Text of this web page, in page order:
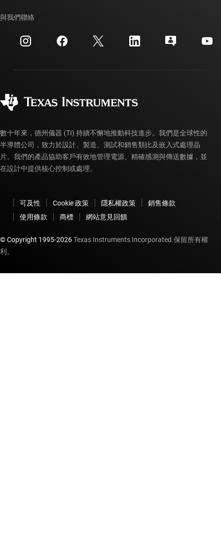
投資人關系
製造
交互參考搜索
客戶支援中心
myTI 帳戶常見問題解答
訂購 FAQ
與我們聯絡
數十年來，德州儀器 (TI) 持續不懈地推動科技進步。我們是全球性的
半導體公司，致力於設計、製造、測試和銷售類比及嵌入式處理晶
片。我們的產品協助客戶有效地管理電源、精確感測與傳送數據，並
在設計中提供核心控制或處理。
可及性 Cookie 政策 隱私權政策
銷售條款
使用條款
商標 網站意見回饋
© Copyright 1995-2026Texas Instruments Incorporated.保留所有權
利。